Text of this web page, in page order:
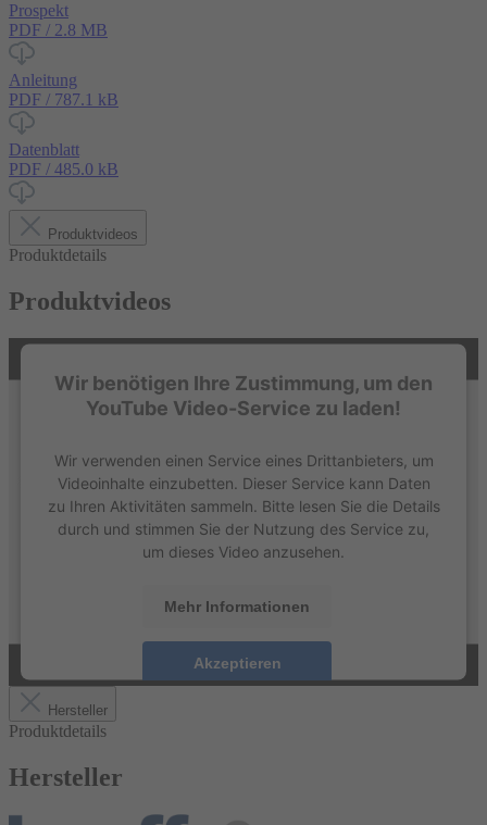
Prospekt
PDF / 2.8 MB
Anleitung
PDF / 787.1 kB
Datenblatt
PDF / 485.0 kB
Produktvideos
Produktdetails
Produktvideos
Wir benötigen Ihre Zustimmung, um den
YouTube Video-Service zu laden!
Wir verwenden einen Service eines Drittanbieters, um
Videoinhalte einzubetten. Dieser Service kann Daten
zu Ihren Aktivitäten sammeln. Bitte lesen Sie die Details
durch und stimmen Sie der Nutzung des Service zu,
um dieses Video anzusehen.
Mehr Informationen
Akzeptieren
Hersteller
Produktdetails
Hersteller